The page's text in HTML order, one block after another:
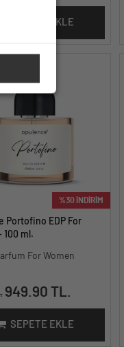
SEPETE EKLE
%30 İNDİRİM
Portofino EDP For
100 ml.
For Women
949.90 TL.
SEPETE EKLE